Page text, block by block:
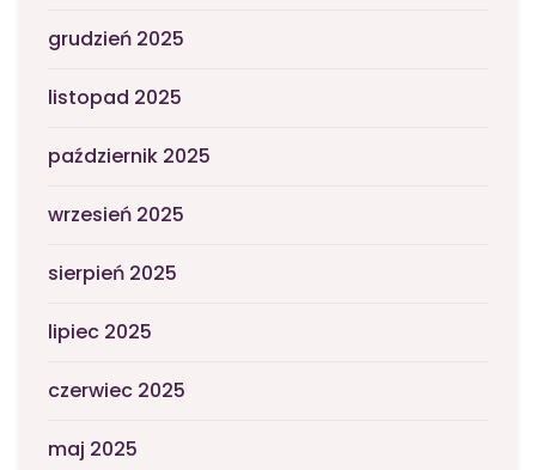
grudzień 2025
listopad 2025
październik 2025
wrzesień 2025
sierpień 2025
lipiec 2025
czerwiec 2025
maj 2025